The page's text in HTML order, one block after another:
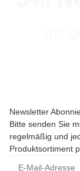
Newsletter
Bitte senden Sie
regelmäßig und
Produktsortiment